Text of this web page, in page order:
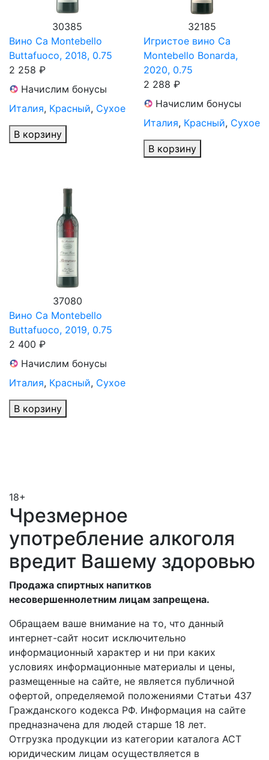
30385
Вино Ca Montebello
Buttafuoco, 2018, 0.75
2 258 ₽
Начислим бонусы
Италия, Красный, Сухое
В корзину
32185
Игристое вино Ca
Montebello Bonarda,
2020, 0.75
2 288 ₽
Начислим бонусы
Италия, Красный, Сухое
В корзину
37080
Вино Ca Montebello
Buttafuoco, 2019, 0.75
2 400 ₽
Начислим бонусы
Италия, Красный, Сухое
В корзину
18+
Чрезмерное
употребление алкоголя
вредит Вашему здоровью
Продажа спиртных напитков
несовершеннолетним лицам запрещена.
Обращаем ваше внимание на то, что данный
интернет-сайт носит исключительно
информационный характер и ни при каких
условиях информационные материалы и цены,
размещенные на сайте, не является публичной
офертой, определяемой положениями Статьи 437
Гражданского кодекса РФ. Информация на сайте
предназначена для людей старше 18 лет.
Отгрузка продукции из категории каталога АСТ
юридическим лицам осуществляется в